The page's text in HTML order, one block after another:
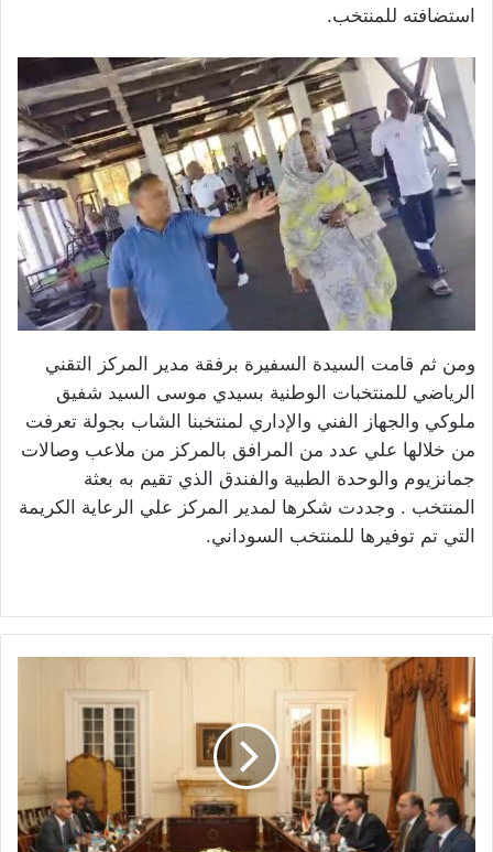
استضافته للمنتخب.
ومن ثم قامت السيدة السفيرة برفقة مدير المركز التقني
الرياضي للمنتخبات الوطنية بسيدي موسى السيد شفيق
ملوكي والجهاز الفني والإداري لمنتخبنا الشاب بجولة تعرفت
من خلالها علي عدد من المرافق بالمركز من ملاعب وصالات
جمانزيوم والوحدة الطبية والفندق الذي تقيم به بعثة
المنتخب . وجددت شكرها لمدير المركز علي الرعاية الكريمة
التي تم توفيرها للمنتخب السوداني.